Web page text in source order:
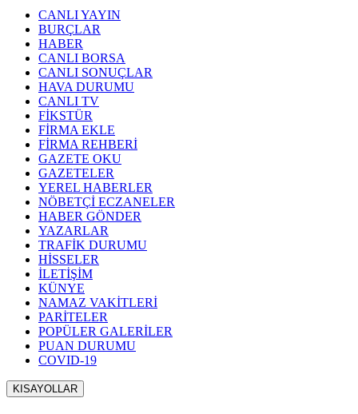
CANLI YAYIN
BURÇLAR
HABER
CANLI BORSA
CANLI SONUÇLAR
HAVA DURUMU
CANLI TV
FİKSTÜR
FİRMA EKLE
FİRMA REHBERİ
GAZETE OKU
GAZETELER
YEREL HABERLER
NÖBETÇİ ECZANELER
HABER GÖNDER
YAZARLAR
TRAFİK DURUMU
HİSSELER
İLETİŞİM
KÜNYE
NAMAZ VAKİTLERİ
PARİTELER
POPÜLER GALERİLER
PUAN DURUMU
COVID-19
KISAYOLLAR